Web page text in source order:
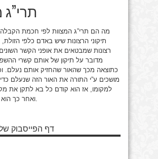
מה הם תרי”ג המצוות לפי חכמת הקבלה.
רצונות שמבטאים את אופני הקשר
מדובר על תיקון של אותם קשרי
כתוצאה מכך שהאור שהחזיק אותם נעלם.
מושכים ע”י התורה את האור הזה שנעלם כדי
למקומו, אז הוא קודם כל בא לתקן את
ואחר כך הוא ממלא אותו.
דף הפייסבוק